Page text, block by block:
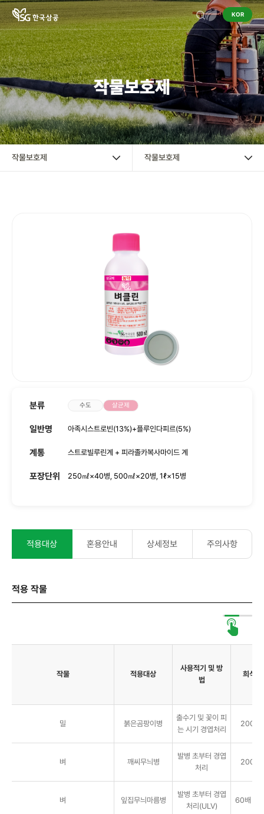
KOR
기업정보
작물보호제
작물보호제
작물보호제
작물보호제 작물보호제
분류 수도 살균제
일반명 아족시스트로빈(13%)+플루인다피르(5%)
계통 스트로빌루린계 + 피라졸카복사마이드 계
포장단위 250㎖×40병, 500㎖×20병, 1ℓ×15병
적용대상 혼용안내 상세정보 주의사항
적용 작물
작물 적용대상
사용적기 및 방
법
희석배
밀 붉은곰팡이병
출수기 및 꽃이 피
는 시기 경엽처리
2000
벼 깨씨무늬병
발병 초부터 경엽
처리
2000
벼 잎집무늬마름병
발병 초부터 경엽
처리(ULV)
60배